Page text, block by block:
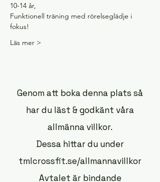
10-14 år,
Funktionell träning med rörelseglädje i
fokus!
Läs mer >
Genom att boka denna plats så
har du läst & godkänt våra
allmänna villkor.
Dessa hittar du under
tmlcrossfit.se/allmannavillkor
Avtalet är bindande